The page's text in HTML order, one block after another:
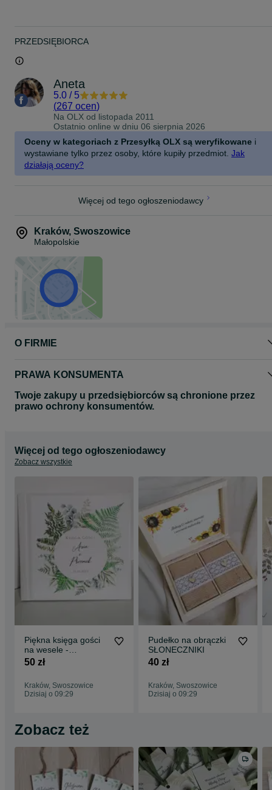
PRZEDSIĘBIORCA
Aneta
5.0 / 5
(267 ocen)
Na OLX od listopada 2011
Ostatnio online w dniu 06 sierpnia 2026
Oceny w kategoriach z Przesyłką OLX są weryfikowane i
wystawiane tylko przez osoby, które kupiły przedmiot. Jak
działają oceny?
Więcej od tego ogłoszeniodawcy
Kraków, Swoszowice
Małopolskie
O FIRMIE
PRAWA KONSUMENTA
Twoje zakupy u przedsiębiorców są chronione przez
prawo ochrony konsumentów.
Więcej od tego ogłoszeniodawcy
Zobacz wszystkie
Piękna księga gości
na wesele -
PAPROCIE
50 zł
Kraków, Swoszowice
Dzisiaj o 09:29
Pudełko na obrączki
SŁONECZNIKI
40 zł
Kraków, Swoszowice
Dzisiaj o 09:29
Zobacz też